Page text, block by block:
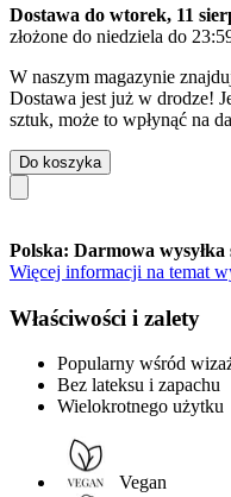
Dostawa do wtorek, 11
złożone do niedziela do
W naszym magazynie
Dostawa jest już w drodze!
sztuk, może to wpłynąć na
Do koszyka
Polska: Darmowa
Więcej informacji na temat
Właściwości i zalety
Popularny wśród
Bez lateksu i zapachu
Wielokrotnego użytku
Vegan